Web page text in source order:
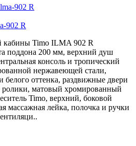
902 R
кабины Timo ILMA 902 R
поддона 200 мм, верхний душ
консоль и тропический
нержавеющей стали,
белого оттенка, раздвижные двери
матовый хромированный
Timo, верхний, боковой
массажная лейка, полочка и ручки